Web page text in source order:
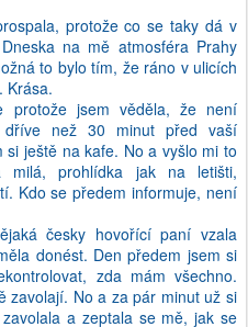
protože co se taky dá v
na mě atmosféra Prahy
to bylo tím, že ráno v ulicích
Krása.
protože jsem věděla, že není
než 30 minut před vaší
ještě na kafe. No a vyšlo mi to
milá, prohlídka jak na letišti,
Kdo se předem informuje, není
česky hovořící paní vzala
donést. Den předem jsem si
zda mám všechno.
zavolají. No a za pár minut už si
a zeptala se mě, jak se